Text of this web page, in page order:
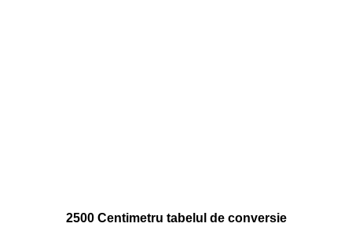
2500 Centimetru tabelul de conversie